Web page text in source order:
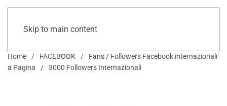
Skip to main content
Home FACEBOOK
Fans / Followers Facebook internazionali
a Pagina
3000 Followers Internazionali